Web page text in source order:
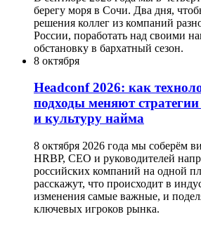
берегу моря в Сочи. Два дня,
решения коллег из компаний
России, поработать над своими
обстановку в бархатный сезон.
8 октября
Headсonf 2026: как
подходы меняют стратегии
и культуру найма
8 октября 2026 года мы соберём
HRBP, СЕО и руководителей
российских компаний на одной
расскажут, что происходит в
изменения самые важные, и
ключевых игроков рынка.